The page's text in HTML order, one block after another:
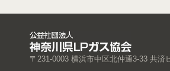
〒231-0003 横浜市中区北仲通3-33 共済